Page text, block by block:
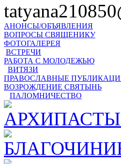
АНОНСЫ/ОБЪЯВЛЕНИЯ
ВОПРОСЫ СВЯЩЕНИКУ
ФОТОГАЛЕРЕЯ
ВСТРЕЧИ
РАБОТА С МОЛОДЕЖЬЮ
ВИТЯЗИ
ПРАВОСЛАВНЫЕ
ВОЗРОЖДЕНИЕ СВЯТЫНЬ
ПАЛОМНИЧЕСТВО